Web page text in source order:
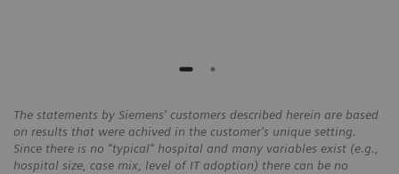
The statements by Siemens' customers described herein are based
on results that were achived in the customer's unique setting.
Since there is no "typical" hospital and many variables exist (e.g.,
hospital size, case mix, level of IT adoption) there can be no